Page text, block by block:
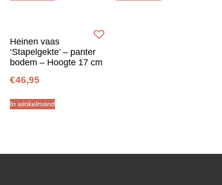
Heinen vaas
‘Stapelgekte’ – panter
bodem – Hoogte 17 cm
€46,95
In winkelmand